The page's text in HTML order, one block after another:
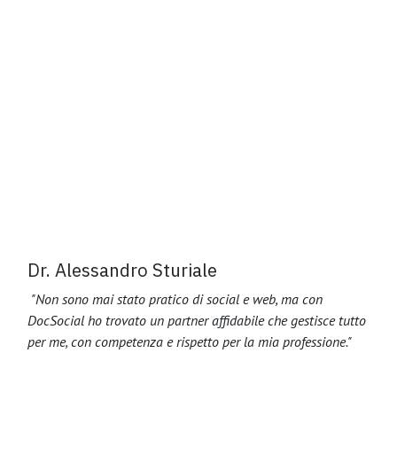
Dr. Alessandro Sturiale
"Non sono mai stato pratico di social e web, ma con
DocSocial ho trovato un partner affidabile che gestisce tutto
per me, con competenza e rispetto per la mia professione."